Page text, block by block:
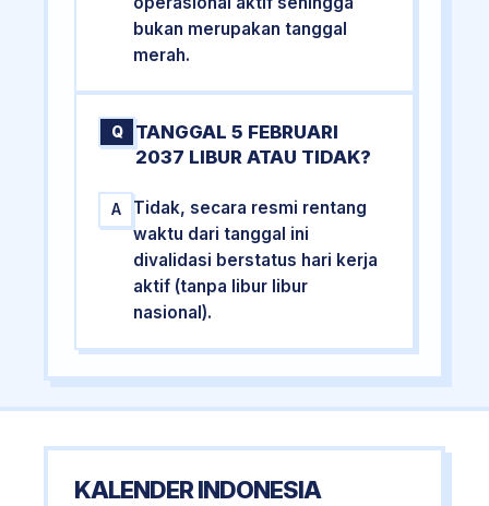
bukan merupakan tanggal
merah.
Q
TANGGAL 5 FEBRUARI
2037 LIBUR ATAU TIDAK?
A
Tidak, secara resmi rentang
waktu dari tanggal ini
divalidasi berstatus hari kerja
aktif (tanpa libur libur
nasional).
KALENDER INDONESIA